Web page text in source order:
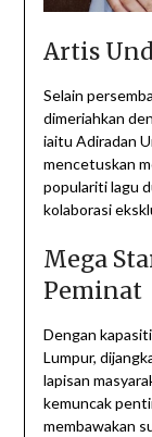
Artis
Selain
dimeriahkan
iaitu Adiradan
mencetuskan
populariti lagu
kolaborasi
Mega
Peminat
Dengan
Lumpur,
lapisan
kemuncak
membawakan